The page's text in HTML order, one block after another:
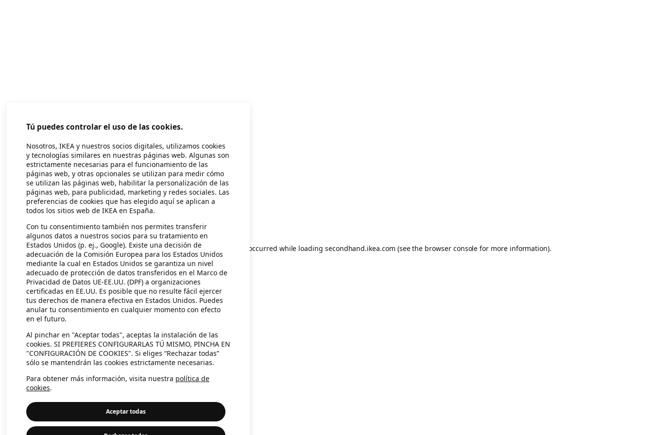
Application error: a client-side exception has occurred while loading secondhand.ikea.com (see the browser console for more information).
Tú puedes controlar el uso de las cookies.
Nosotros, IKEA y nuestros socios digitales, utilizamos cookies
y tecnologías similares en nuestras páginas web. Algunas son
estrictamente necesarias para el funcionamiento de las
páginas web, y otras opcionales se utilizan para medir cómo
se utilizan las páginas web, habilitar la personalización de las
páginas web, para publicidad, marketing y redes sociales. Las
preferencias de cookies que has elegido aquí se aplican a
todos los sitios web de IKEA en España.
Con tu consentimiento también nos permites transferir
algunos datos a nuestros socios para su tratamiento en
Estados Unidos (p. ej., Google). Existe una decisión de
adecuación de la Comisión Europea para los Estados Unidos
mediante la cual en Estados Unidos se garantiza un nivel
adecuado de protección de datos transferidos en el Marco de
Privacidad de Datos UE-EE.UU. (DPF) a organizaciones
certificadas en EE.UU. Es posible que no resulte fácil ejercer
tus derechos de manera efectiva en Estados Unidos. Puedes
anular tu consentimiento en cualquier momento con efecto
en el futuro.
Al pinchar en "Aceptar todas", aceptas la instalación de las
cookies. SI PREFIERES CONFIGURARLAS TÚ MISMO, PINCHA EN
"CONFIGURACIÓN DE COOKIES". Si eliges “Rechazar todas”
sólo se mantendrán las cookies estrictamente necesarias.
Para obtener más información, visita nuestra política de
cookies.
Aceptar todas